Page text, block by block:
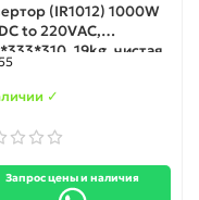
(IR1012) 1000W
to 220VAC,
19kg, чистая
✓
Запрос цены и наличия